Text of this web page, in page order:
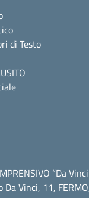
di Testo
“Da
Da Vinci, 11,